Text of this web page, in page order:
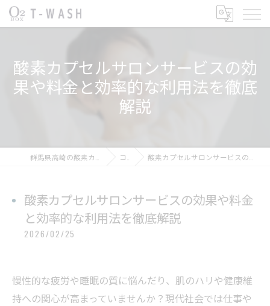
酸素カプセルサロンサービスの効
果や料金と効率的な利用法を徹底
解説
コラム 酸素カプセルサロンサービスの効果や料金と効率的な利用法を徹底解説
酸素カプセルサロンサービスの効果や料金
と効率的な利用法を徹底解説
2026/02/25
慢性的な疲労や睡眠の質に悩んだり、肌のハリや健康維
持への関心が高まっていませんか？現代社会では仕事や